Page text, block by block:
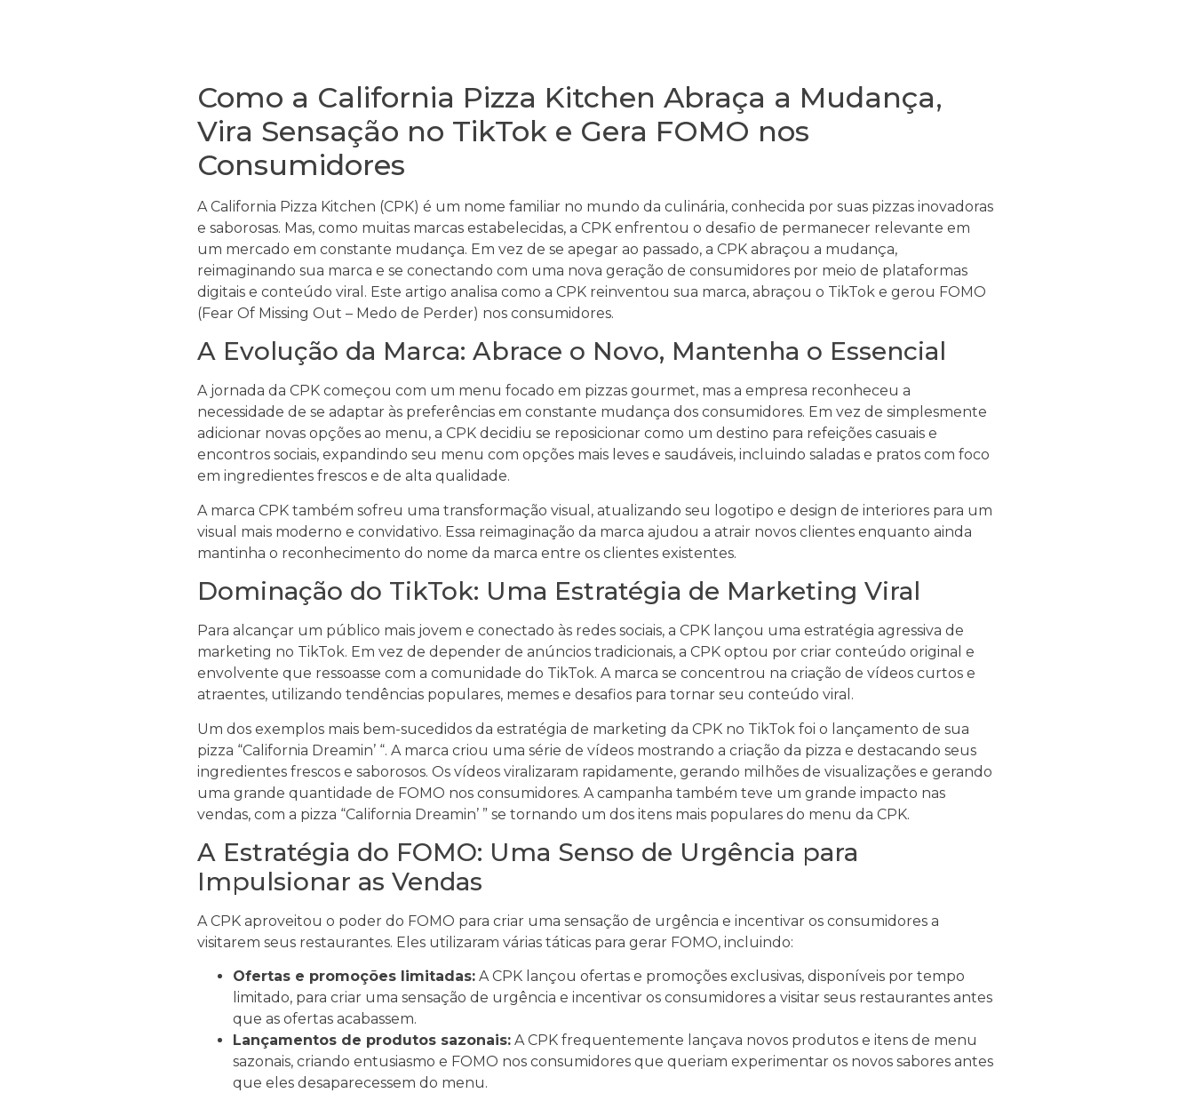
Como a California Pizza Kitchen Abraça a Mudança,
Vira Sensação no TikTok e Gera FOMO nos
Consumidores
A California Pizza Kitchen (CPK) é um nome familiar no mundo da culinária, conhecida por suas pizzas inovadoras
e saborosas. Mas, como muitas marcas estabelecidas, a CPK enfrentou o desafio de permanecer relevante em
um mercado em constante mudança. Em vez de se apegar ao passado, a CPK abraçou a mudança,
reimaginando sua marca e se conectando com uma nova geração de consumidores por meio de plataformas
digitais e conteúdo viral. Este artigo analisa como a CPK reinventou sua marca, abraçou o TikTok e gerou FOMO
(Fear Of Missing Out – Medo de Perder) nos consumidores.
A Evolução da Marca: Abrace o Novo, Mantenha o Essencial
A jornada da CPK começou com um menu focado em pizzas gourmet, mas a empresa reconheceu a
necessidade de se adaptar às preferências em constante mudança dos consumidores. Em vez de simplesmente
adicionar novas opções ao menu, a CPK decidiu se reposicionar como um destino para refeições casuais e
encontros sociais, expandindo seu menu com opções mais leves e saudáveis, incluindo saladas e pratos com foco
em ingredientes frescos e de alta qualidade.
A marca CPK também sofreu uma transformação visual, atualizando seu logotipo e design de interiores para um
visual mais moderno e convidativo. Essa reimaginação da marca ajudou a atrair novos clientes enquanto ainda
mantinha o reconhecimento do nome da marca entre os clientes existentes.
Dominação do TikTok: Uma Estratégia de Marketing Viral
Para alcançar um público mais jovem e conectado às redes sociais, a CPK lançou uma estratégia agressiva de
marketing no TikTok. Em vez de depender de anúncios tradicionais, a CPK optou por criar conteúdo original e
envolvente que ressoasse com a comunidade do TikTok. A marca se concentrou na criação de vídeos curtos e
atraentes, utilizando tendências populares, memes e desafios para tornar seu conteúdo viral.
Um dos exemplos mais bem-sucedidos da estratégia de marketing da CPK no TikTok foi o lançamento de sua
pizza “California Dreamin’ “. A marca criou uma série de vídeos mostrando a criação da pizza e destacando seus
ingredientes frescos e saborosos. Os vídeos viralizaram rapidamente, gerando milhões de visualizações e gerando
uma grande quantidade de FOMO nos consumidores. A campanha também teve um grande impacto nas
vendas, com a pizza “California Dreamin’ ” se tornando um dos itens mais populares do menu da CPK.
A Estratégia do FOMO: Uma Senso de Urgência para
Impulsionar as Vendas
A CPK aproveitou o poder do FOMO para criar uma sensação de urgência e incentivar os consumidores a
visitarem seus restaurantes. Eles utilizaram várias táticas para gerar FOMO, incluindo:
Ofertas e promoções limitadas: A CPK lançou ofertas e promoções exclusivas, disponíveis por tempo
limitado, para criar uma sensação de urgência e incentivar os consumidores a visitar seus restaurantes antes
que as ofertas acabassem.
Lançamentos de produtos sazonais: A CPK frequentemente lançava novos produtos e itens de menu
sazonais, criando entusiasmo e FOMO nos consumidores que queriam experimentar os novos sabores antes
que eles desaparecessem do menu.